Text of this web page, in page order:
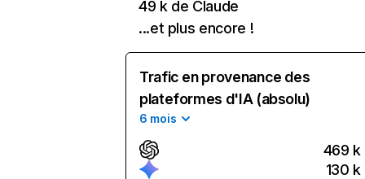
49 k de Claude
...et plus encore !
Trafic en provenance des
plateformes d'IA (absolu)
6 mois
469 k
130 k